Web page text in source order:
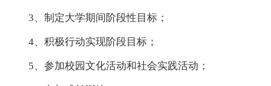
3、制定大学期间阶段性目标；
4、积极行动实现阶段目标；
5、参加校园文化活动和社会实践活动；